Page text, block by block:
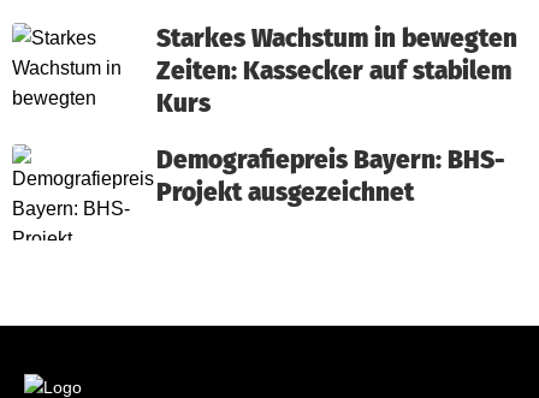
Starkes Wachstum in bewegten
Zeiten: Kassecker auf stabilem
Kurs
Demografiepreis Bayern: BHS-
Projekt ausgezeichnet